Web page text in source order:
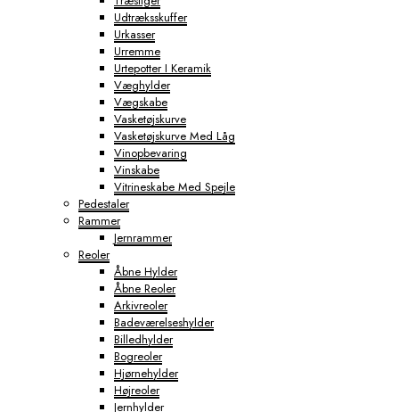
Udtræksskuffer
Urkasser
Urremme
Urtepotter I Keramik
Væghylder
Vægskabe
Vasketøjskurve
Vasketøjskurve Med Låg
Vinopbevaring
Vinskabe
Vitrineskabe Med Spejle
Pedestaler
Rammer
Jernrammer
Reoler
Åbne Hylder
Åbne Reoler
Arkivreoler
Badeværelseshylder
Billedhylder
Bogreoler
Hjørnehylder
Højreoler
Jernhylder